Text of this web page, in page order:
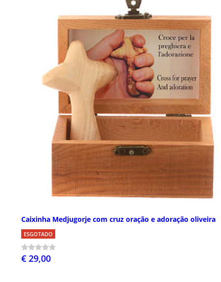
Caixinha Medjugorje com cruz oração e adoração oliveira
ESGOTADO
€ 29,00